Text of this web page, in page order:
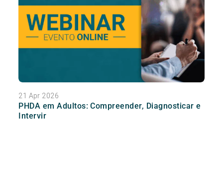
21 Apr 2026
PHDA em Adultos: Compreender, Diagnosticar e
Intervir